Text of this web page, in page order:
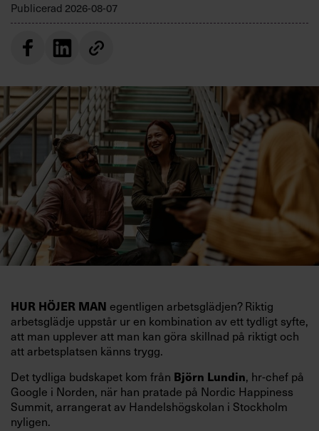
Publicerad 2026-08-07
HUR HÖJER MAN egentligen arbetsglädjen? Riktig
arbetsglädje uppstår ur en kombination av ett tydligt syfte,
att man upplever att man kan göra skillnad på riktigt och
att arbetsplatsen känns trygg.
Det tydliga budskapet kom från Björn Lundin, hr-chef på
Google i Norden, när han pratade på Nordic Happiness
Summit, arrangerat av Handelshögskolan i Stockholm
nyligen.